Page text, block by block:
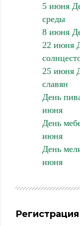
5 июня
среды
8 июня
22 июня
25 июня
славян
День
июня
День
июня
День
июня
Регистрация